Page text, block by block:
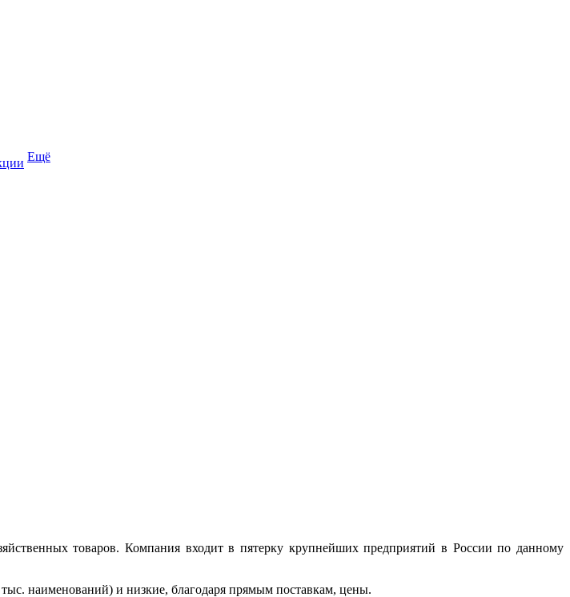
Ещё
товаров. Компания входит в пятерку крупнейших предприятий в России по данному
наименований) и низкие, благодаря прямым поставкам, цены.